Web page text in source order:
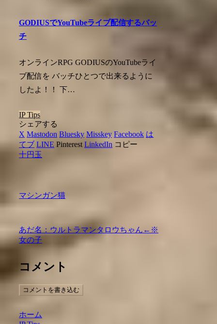
GODIUSでYouTubeライブ配信するバッ
チ
オンラインRPG GODIUSのYouTubeライ
ブ配信を バッチひとつで出来るように
したよ！！ 下…
IP Tips
シェアする
X Mastodon Bluesky Misskey Facebook は
てブ LINE Pinterest LinkedIn コピー
十円玉
マシンガン猫
あだ名：ウルトラマンタロウちゃん←※
女の子
コメント
コメントを書き込む
ホーム